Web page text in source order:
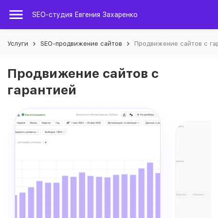
SEO-студия Евгения Захаренко
Услуги SEO-продвижение сайтов Продвижение сайтов с
Продвижение сайтов с
гарантией